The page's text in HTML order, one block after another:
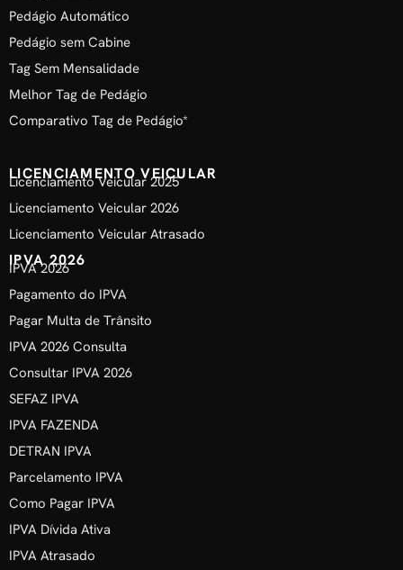
Pedágio Automático
Pedágio sem Cabine
Tag Sem Mensalidade
Melhor Tag de Pedágio
Comparativo Tag de Pedágio*
LICENCIAMENTO VEICULAR
Licenciamento Veicular 2025
Licenciamento Veicular 2026
Licenciamento Veicular Atrasado
IPVA 2026
IPVA 2026
Pagamento do IPVA
Pagar Multa de Trânsito
IPVA 2026 Consulta
Consultar IPVA 2026
SEFAZ IPVA
IPVA FAZENDA
DETRAN IPVA
Parcelamento IPVA
Como Pagar IPVA
IPVA Dívida Ativa
IPVA Atrasado